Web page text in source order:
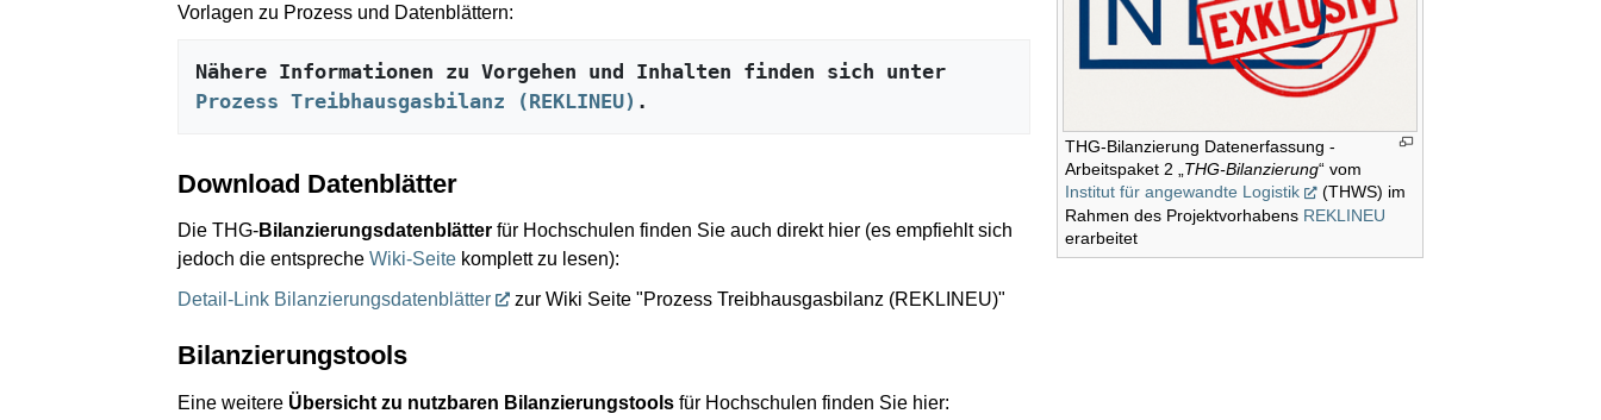
THG-Bilanzierung Datenerfassung -
Arbeitspaket 2 „THG-Bilanzierung“ vom
Institut für angewandte Logistik
(THWS) im
Rahmen des Projektvorhabens REKLINEU
erarbeitet
Vorlagen zu Prozess und Datenblättern:
Prozess Treibhausgasbilanz (REKLINEU) .
Download Datenblätter
Die THG-Bilanzierungsdatenblätter für Hochschulen finden Sie auch direkt hier (es empfiehlt sich
jedoch die entspreche Wiki-Seite komplett zu lesen):
Detail-Link Bilanzierungsdatenblätter
zur Wiki Seite "Prozess Treibhausgasbilanz (REKLINEU)"
Bilanzierungstools
Eine weitere Übersicht zu nutzbaren Bilanzierungstools für Hochschulen finden Sie hier: